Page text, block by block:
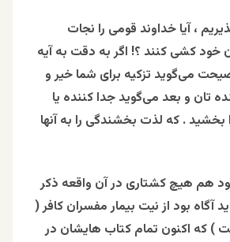
، آیا خداوند قومی را نجات
خود کشی کنند ؟! اگر به دقت به آیه
می‌گوید تزکیه برای شما خیر و
تان و بعد می‌گوید جدا کننده یا
بخشید . که لذت بخشندگی را به آنها
هم هیچ کشتاری در آن واقعه ذکر
بود از نیت بیمار مفسران کافر (
) که اکنون تمام کتاب‌ هایشان در